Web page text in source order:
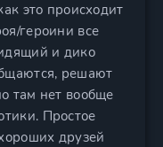
это происходит
героини все
и дико
решают
там нет вообще
Простое
друзей